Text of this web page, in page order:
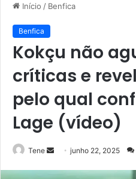
Início / Benfica
Benfica
Kokçu não
críticas e
pelo qual
Lage (vídeo)
Tene
Mandejunho 22, 2025